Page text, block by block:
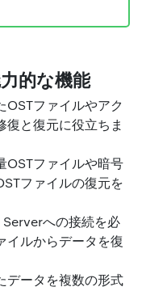
的な機能
OSTファイルやアク
復と復元に役立ちま
OSTファイルや暗号
ファイルの復元を
への接続を必
イルからデータを復
データを複数の形式